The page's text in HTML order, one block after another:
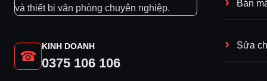
Chất lượng Máy
Máy in đa
mới chính hãng
Nguyên đai, nguyên kiện, chính hãng
Có chứng nhận chất lượng (CQ), chứng
và thiết bị văn phòng chuyên nghiệp.
☎
KINH DOANH
0375 106 106
Bán
Sửa